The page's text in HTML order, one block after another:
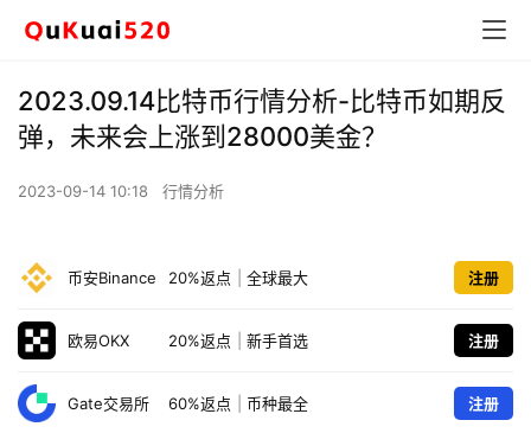
2023.09.14比特币行情分析-比特币如期反
弹，未来会上涨到28000美金？
2023-09-14 10:18 行情分析
币安Binance 20%返点 全球最大 注册
欧易OKX 20%返点 新手首选 注册
Gate交易所 60%返点 币种最全 注册